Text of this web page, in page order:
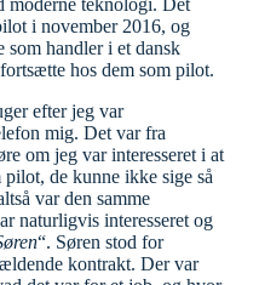
i november 2016, og
som handler i et dansk
hos dem som pilot.
efter jeg var
mig. Det var fra
om jeg var interesseret i at
de kunne ikke sige så
var den samme
naturligvis interesseret og
“. Søren stod for
kontrakt. Der var